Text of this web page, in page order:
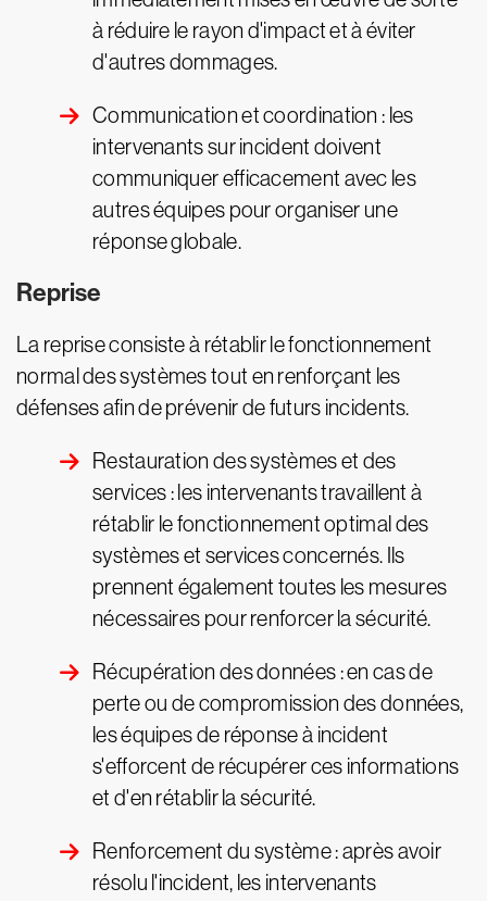
à réduire le rayon d'impact et à éviter
d'autres dommages.
Communication et coordination : les
intervenants sur incident doivent
communiquer efficacement avec les
autres équipes pour organiser une
réponse globale.
Reprise
La reprise consiste à rétablir le fonctionnement
normal des systèmes tout en renforçant les
défenses afin de prévenir de futurs incidents.
Restauration des systèmes et des
services : les intervenants travaillent à
rétablir le fonctionnement optimal des
systèmes et services concernés. Ils
prennent également toutes les mesures
nécessaires pour renforcer la sécurité.
Récupération des données : en cas de
perte ou de compromission des données,
les équipes de réponse à incident
s'efforcent de récupérer ces informations
et d'en rétablir la sécurité.
Renforcement du système : après avoir
résolu l'incident, les intervenants